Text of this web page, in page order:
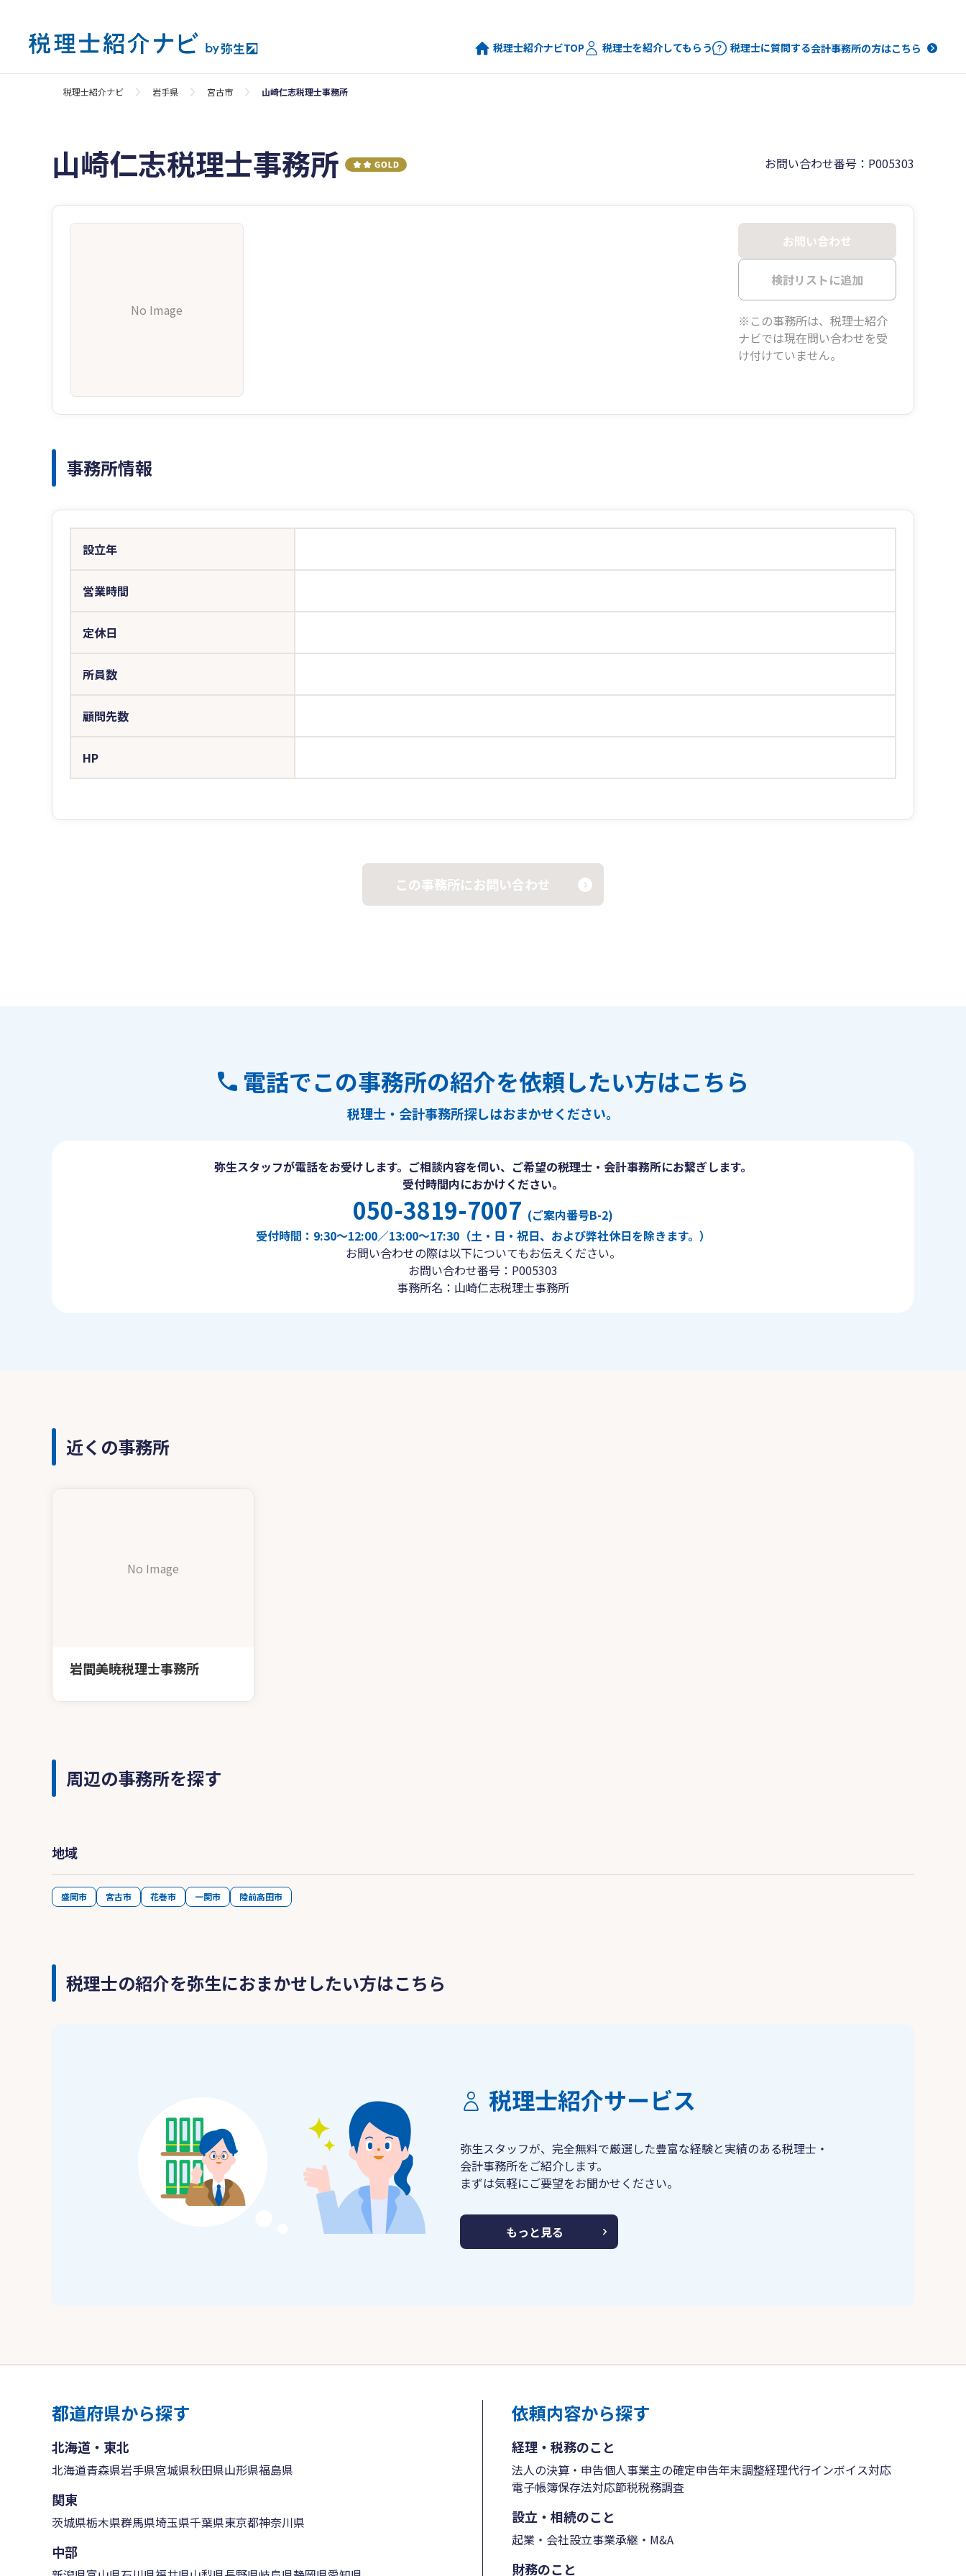
税理士紹介ナビTOP 税理士を紹介してもらう 税理士に質問する会計事務所の方はこちら
税理士紹介ナビ 岩手県 宮古市 山崎仁志税理士事務所
山崎仁志税理士事務所 お問い合わせ番号：P005303
No Image
お問い合わせ
検討リストに追加
※この事務所は、税理士紹介
ナビでは現在問い合わせを受
け付けていません。
事務所情報
設立年
営業時間
定休日
所員数
顧問先数
HP
この事務所にお問い合わせ
電話でこの事務所の紹介を依頼したい方はこちら
税理士・会計事務所探しはおまかせください。
弥生スタッフが電話をお受けします。ご相談内容を伺い、ご希望の税理士・会計事務所にお繋ぎします。
受付時間内におかけください。
050-3819-7007 (ご案内番号B-2)
受付時間：9:30〜12:00／13:00〜17:30（土・日・祝日、および弊社休日を除きます。）
お問い合わせの際は以下についてもお伝えください。
お問い合わせ番号：P005303
事務所名：山崎仁志税理士事務所
近くの事務所
No Image
岩間美暁税理士事務所
周辺の事務所を探す
地域
盛岡市 宮古市 花巻市 一関市 陸前高田市
税理士の紹介を弥生におまかせしたい方はこちら
税理士紹介サービス
弥生スタッフが、完全無料で厳選した豊富な経験と実績のある税理士・
会計事務所をご紹介します。
まずは気軽にご要望をお聞かせください。
もっと見る
都道府県から探す
北海道・東北
北海道青森県岩手県宮城県秋田県山形県福島県
関東
茨城県栃木県群馬県埼玉県千葉県東京都神奈川県
中部
依頼内容から探す
経理・税務のこと
法人の決算・申告個人事業主の確定申告年末調整経理代行インボイス対応
電子帳簿保存法対応節税税務調査
設立・相続のこと
起業・会社設立事業承継・M&A
財務のこと